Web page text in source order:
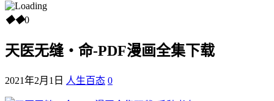
◆◆0
天医无缝‧命-PDF漫画全集下载
2021年2月1日 人生百态 0